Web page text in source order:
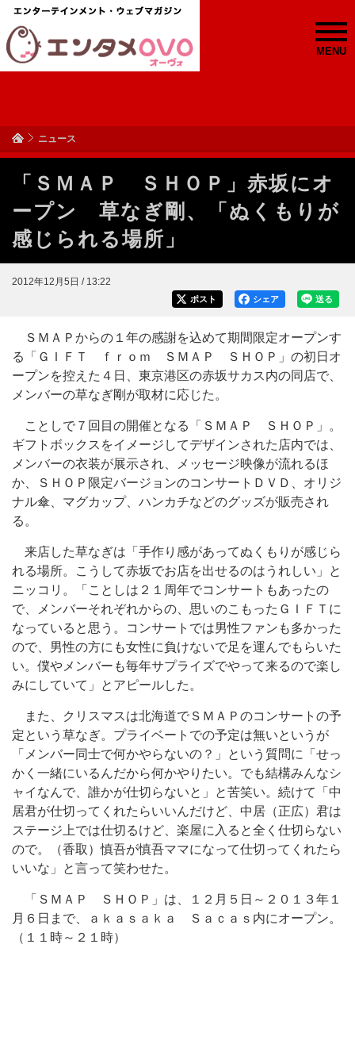
MENU
ニュース
「ＳＭＡＰ ＳＨＯＰ」赤坂にオ
ープン 草なぎ剛、「ぬくもりが
感じられる場所」
2012年12月5日 / 13:22
送る
シェア
ポスト
ＳＭＡＰからの１年の感謝を込めて期間限定オープンす
る「ＧＩＦＴ ｆｒｏｍ ＳＭＡＰ ＳＨＯＰ」の初日オ
ープンを控えた４日、東京港区の赤坂サカス内の同店で、
メンバーの草なぎ剛が取材に応じた。
ことしで７回目の開催となる「ＳＭＡＰ ＳＨＯＰ」。
ギフトボックスをイメージしてデザインされた店内では、
メンバーの衣装が展示され、メッセージ映像が流れるほ
か、ＳＨＯＰ限定バージョンのコンサートＤＶＤ、オリジ
ナル傘、マグカップ、ハンカチなどのグッズが販売され
る。
来店した草なぎは「手作り感があってぬくもりが感じら
れる場所。こうして赤坂でお店を出せるのはうれしい」と
ニッコリ。「ことしは２１周年でコンサートもあったの
で、メンバーそれぞれからの、思いのこもったＧＩＦＴに
なっていると思う。コンサートでは男性ファンも多かった
ので、男性の方にも女性に負けないで足を運んでもらいた
い。僕やメンバーも毎年サプライズでやって来るので楽し
みにしていて」とアピールした。
また、クリスマスは北海道でＳＭＡＰのコンサートの予
定という草なぎ。プライベートでの予定は無いというが
「メンバー同士で何かやらないの？」という質問に「せっ
かく一緒にいるんだから何かやりたい。でも結構みんなシ
ャイなんで、誰かが仕切らないと」と苦笑い。続けて「中
居君が仕切ってくれたらいいんだけど、中居（正広）君は
ステージ上では仕切るけど、楽屋に入ると全く仕切らない
ので。（香取）慎吾が慎吾ママになって仕切ってくれたら
いいな」と言って笑わせた。
「ＳＭＡＰ ＳＨＯＰ」は、１２月５日～２０１３年１
月６日まで、ａｋａｓａｋａ Ｓａｃａｓ内にオープン。
（１１時～２１時）